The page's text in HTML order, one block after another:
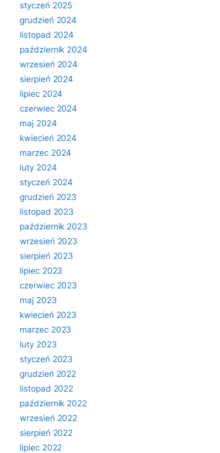
styczeń 2025
grudzień 2024
listopad 2024
październik 2024
wrzesień 2024
sierpień 2024
lipiec 2024
czerwiec 2024
maj 2024
kwiecień 2024
marzec 2024
luty 2024
styczeń 2024
grudzień 2023
listopad 2023
październik 2023
wrzesień 2023
sierpień 2023
lipiec 2023
czerwiec 2023
maj 2023
kwiecień 2023
marzec 2023
luty 2023
styczeń 2023
grudzień 2022
listopad 2022
październik 2022
wrzesień 2022
sierpień 2022
lipiec 2022